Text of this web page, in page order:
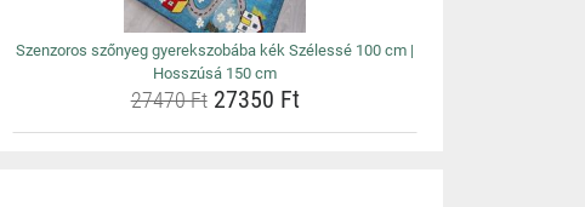
Szenzoros szőnyeg gyerekszobába kék Szélessé 100 cm |
Hosszúsá 150 cm
27470 Ft27350 Ft